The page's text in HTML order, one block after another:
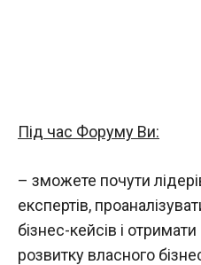
Під час Форуму Ви:
– зможете почути
експертів,
бізнес-кейсів і
розвитку власного